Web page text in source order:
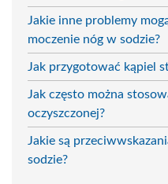
Jakie inne problemy
moczenie nóg w sodzie?
Jak przygotować kąpiel
Jak często można
oczyszczonej?
Jakie są
sodzie?